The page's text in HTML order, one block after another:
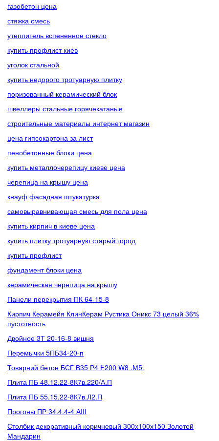
газобетон цена
стяжка смесь
утеплитель вспененное стекло
купить профлист киев
уголок стальной
купить недорого тротуарную плитку
поризованный керамический блок
швеллеры стальные горячекатаные
строительные материалы интернет магазин
цена гипсокартона за лист
пенобетонные блоки цена
купить металлочерепицу киеве цена
черепица на крышу цена
кнауф фасадная штукатурка
самовыравнивающая смесь для пола цена
купить кирпич в киеве цена
купить плитку тротуарную старый город
купить профлист
фундамент блоки цена
керамическая черепица на крышу
Панели перекрытия ПК 64-15-8
Кирпич Керамейя КлинКерам Рустика Оникс 73 целый 36%
пустотность
Двойное 3Т 20-16-8 вишня
Перемычки 5ПБ34-20-п
Товарний бетон БСГ В35 Р4 F200 W8 .М5.
Плита ПБ 48.12.22-8К7в.220/А.П
Плита ПБ 55.15.22-8К7в.Л2.П
Прогоны ПР 34.4.4-4 АIII
Столбик декоративный коричневый 300х100х150 Золотой
Мандарин